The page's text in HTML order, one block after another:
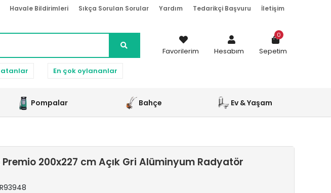
Havale Bildirimleri Sıkça Sorulan Sorular Yardım Tedarikçi Başvuru İletişim
En çok oylananlar
Favorilerim Hesabım Sepetim
0
Pompalar Bahçe Ev & Yaşam
200x227 cm Açık Gri Alüminyum Radyatör